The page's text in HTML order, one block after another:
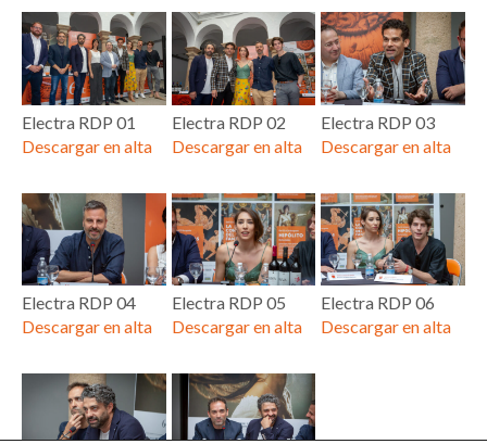
Electra RDP 01
Descargar en alta
Electra RDP 02
Descargar en alta
Electra RDP 03
Descargar en alta
Electra RDP 04
Descargar en alta
Electra RDP 05
Descargar en alta
Electra RDP 06
Descargar en alta